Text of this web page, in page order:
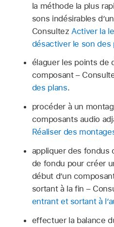
la méthode la plus
sons indésirables
Consultez Activer la
désactiver le son des
élaguer les points de
composant –
des plans.
procéder à un
composants audio
Réaliser des
appliquer des fondus
de fondu pour créer
début d’un
sortant à la fin –
entrant et sortant à
effectuer la balance